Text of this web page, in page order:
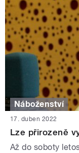
Náboženství
17. duben 2022
Lze přirozeně
Až do soboty